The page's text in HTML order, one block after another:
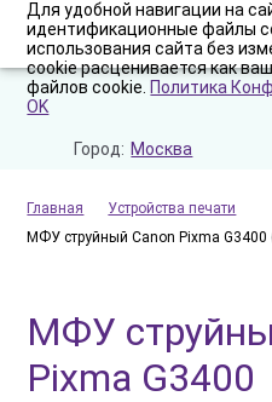
Для удобной навигации на
идентификационные файлы
использования сайта без
cookie расценивается как
файлов cookie. Политика
OK
Город: Москва
Главная
Устройства печати
МФУ струйный Canon Pixma G3400
МФУ
Pixma G3400